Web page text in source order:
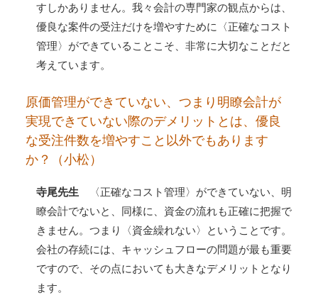
すしかありません。我々会計の専門家の観点からは、
優良な案件の受注だけを増やすために〈正確なコスト
管理〉ができていることこそ、非常に大切なことだと
考えています。
原価管理ができていない、つまり明瞭会計が
実現できていない際のデメリットとは、優良
な受注件数を増やすこと以外でもあります
か？（小松）
寺尾先生
〈正確なコスト管理〉ができていない、明
瞭会計でないと、同様に、資金の流れも正確に把握で
きません。つまり〈資金繰れない〉ということです。
会社の存続には、キャッシュフローの問題が最も重要
ですので、その点においても大きなデメリットとなり
ます。